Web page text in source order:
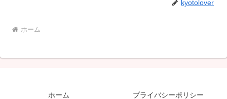
kyotolover
ホーム
ホーム プライバシーポリシー